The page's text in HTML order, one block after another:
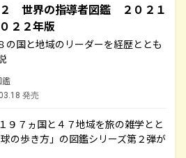
世界の指導者図鑑 ２０２１
２２年版
の国と地域のリーダーを経歴ととも
鑑
発売
９７ヵ国と４７地域を旅の雑学とと
の歩き方」の図鑑シリーズ第２弾が